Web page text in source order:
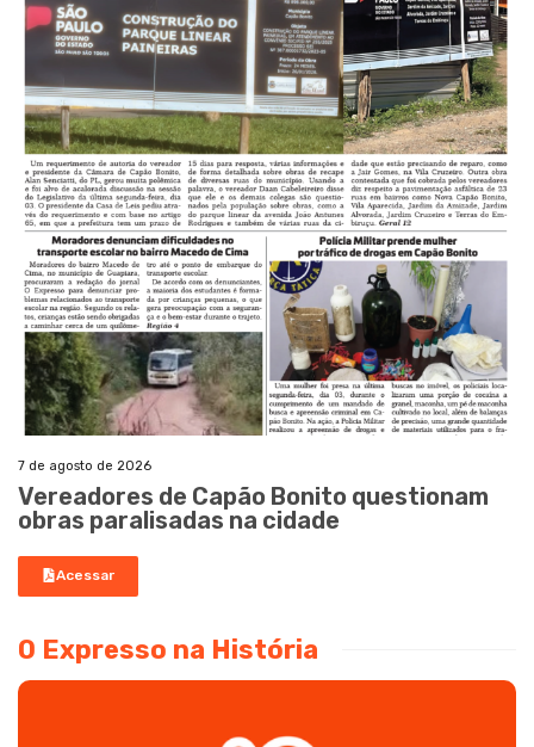
7 de agosto de 2026
Vereadores de Capão Bonito questionam
obras paralisadas na cidade
Acessar
O Expresso na História